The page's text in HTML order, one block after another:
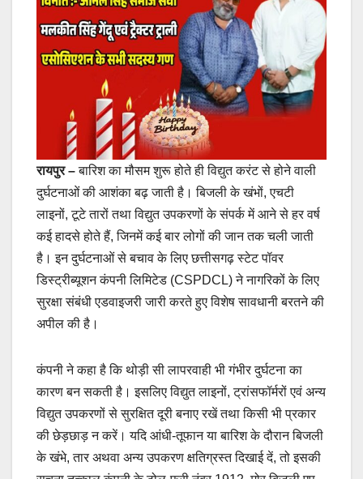
रायपुर –बारिश का मौसम शुरू होते ही विद्युत करंट से होने वाली
दुर्घटनाओं की आशंका बढ़ जाती है। बिजली के खंभों, एचटी
लाइनों, टूटे तारों तथा विद्युत उपकरणों के संपर्क में आने से हर वर्ष
कई हादसे होते हैं, जिनमें कई बार लोगों की जान तक चली जाती
है। इन दुर्घटनाओं से बचाव के लिए छत्तीसगढ़ स्टेट पॉवर
डिस्ट्रीब्यूशन कंपनी लिमिटेड (CSPDCL) ने नागरिकों के लिए
सुरक्षा संबंधी एडवाइजरी जारी करते हुए विशेष सावधानी बरतने की
अपील की है।
कंपनी ने कहा है कि थोड़ी सी लापरवाही भी गंभीर दुर्घटना का
कारण बन सकती है। इसलिए विद्युत लाइनों, ट्रांसफॉर्मरों एवं अन्य
विद्युत उपकरणों से सुरक्षित दूरी बनाए रखें तथा किसी भी प्रकार
की छेड़छाड़ न करें। यदि आंधी-तूफान या बारिश के दौरान बिजली
के खंभे, तार अथवा अन्य उपकरण क्षतिग्रस्त दिखाई दें, तो इसकी